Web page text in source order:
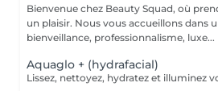
Bienvenue chez Beauty Squad, où
un plaisir. Nous vous accueillons dans
bienveillance, professionnalisme, luxe...
Aquaglo + (hydrafacial)